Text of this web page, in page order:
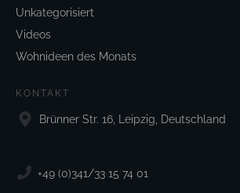
Unkategorisiert
Videos
Wohnideen des Monats
KONTAKT
Brünner Str. 16, Leipzig, Deutschland
+49 (0)341/33 15 74 01